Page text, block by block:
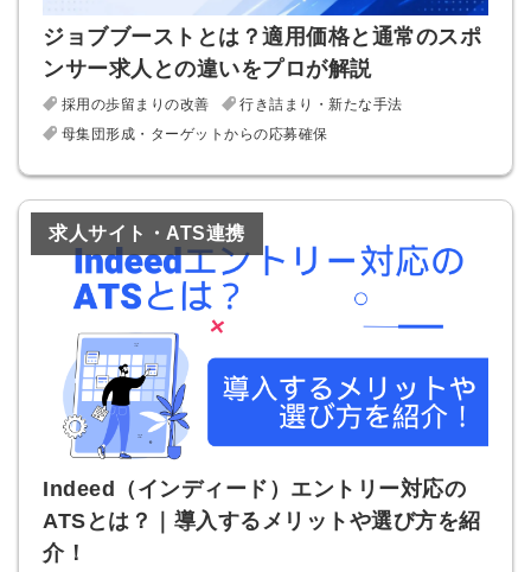
ジョブブーストとは？適用価格と通常のスポ
ンサー求人との違いをプロが解説
採用の歩留まりの改善
行き詰まり・新たな手法
母集団形成・ターゲットからの応募確保
求人サイト・ATS連携
Indeed（インディード）エントリー対応の
ATSとは？｜導入するメリットや選び方を紹
介！
みんなの採用部があなたの許可なく投稿すること